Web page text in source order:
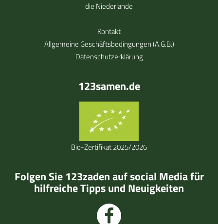
die Niederlande
Kontakt
Allgemeine Geschäftsbedingungen (A.G.B.)
Datenschutzerklärung
123samen.de
Bio-Zertifikat 2025/2026
Folgen Sie 123zaden auf social Media für
hilfreiche Tipps und Neuigkeiten